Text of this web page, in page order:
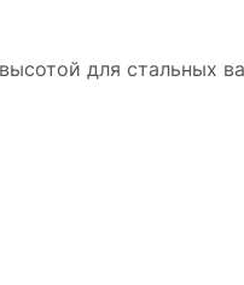
для стальных